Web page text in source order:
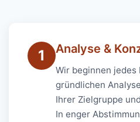
1 Analyse &
Wir beginnen
gründlichen
Ihrer Zielgruppe
In enger